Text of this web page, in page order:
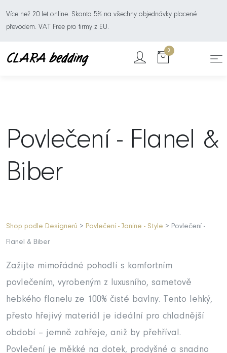
Více než 20 let online. Skonto 5% na všechny objednávky placené
převodem. VAT Free pro firmy z EU.
0
Povlečení - Flanel &
Biber
Shop podle Designerů > Povlečení - Janine - Style > Povlečení -
Flanel & Biber
Zažijte mimořádné pohodlí s komfortním
povlečením, vyrobeným z luxusního, sametově
hebkého flanelu ze 100% čisté bavlny. Tento lehký,
přesto hřejivý materiál je ideální pro chladnější
období – jemně zahřeje, aniž by přehříval.
Povlečení je měkké na dotek, prodyšné a snadno